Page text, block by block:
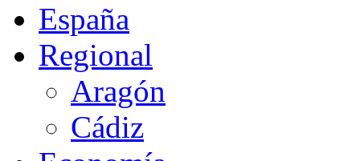
España
Regional
Aragón
Cádiz